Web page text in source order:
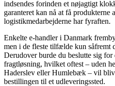
indsendes forinden et nøjagtigt
garanteret kan nå at få produkterne
logistikmedarbejderne har fyraften.
Enkelte e-handler i Danmark
men i de fleste tilfælde kun såfremt
Derudover burde du beslutte sig for
fragtløsning, hvilket oftest – uden
Haderslev eller Humlebæk – vil
bestillingen til et udleveringssted.